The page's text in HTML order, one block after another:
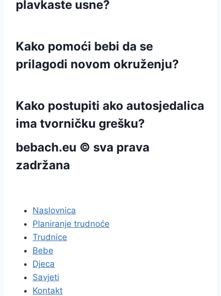
plavkaste usne?
Kako pomoći bebi da se
prilagodi novom okruženju?
Kako postupiti ako autosjedalica
ima tvorničku grešku?
bebach.eu © sva prava
zadržana
Naslovnica
Planiranje trudnoće
Trudnice
Bebe
Djeca
Savjeti
Kontakt